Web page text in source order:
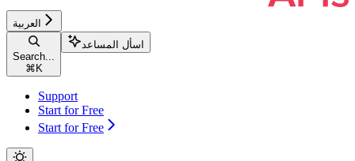
العربية
Search...
⌘ K
اسأل المساعد
Support
Start for Free
Start for Free